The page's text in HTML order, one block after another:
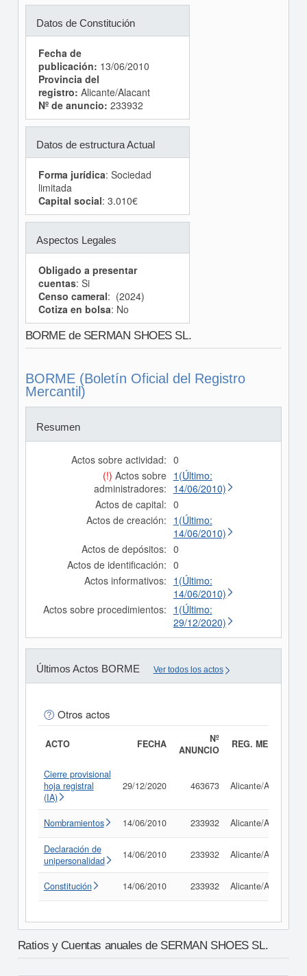
Datos de Constitución
Fecha de
publicación: 13/06/2010
Provincia del
registro: Alicante/Alacant
Nº de anuncio: 233932
Datos de estructura Actual
Forma jurídica: Sociedad
limitada
Capital social: 3.010€
Aspectos Legales
Obligado a presentar
cuentas: Si
Censo cameral: (2024)
Cotiza en bolsa: No
BORME de SERMAN SHOES SL.
BORME (Boletín Oficial del Registro
Mercantil)
Resumen
Actos sobre actividad: 0
(!) Actos sobre
administradores:
1(Último:
14/06/2010)
Actos de capital: 0
Actos de creación: 1(Último:
14/06/2010)
Actos de depósitos: 0
Actos de identificación: 0
Actos informativos: 1(Último:
14/06/2010)
Actos sobre procedimientos: 1(Último:
29/12/2020)
Últimos Actos BORME Ver todos los actos
Otros actos
ACTO FECHA
Nº
ANUNCIO
REG. MERC.
Cierre provisional
hoja registral
(IA)
29/12/2020 463673 Alicante/Alacant
Nombramientos 14/06/2010 233932 Alicante/Alacant
Declaración de
unipersonalidad
14/06/2010 233932 Alicante/Alacant
Constitución 14/06/2010 233932 Alicante/Alacant
Ratios y Cuentas anuales de SERMAN SHOES SL.